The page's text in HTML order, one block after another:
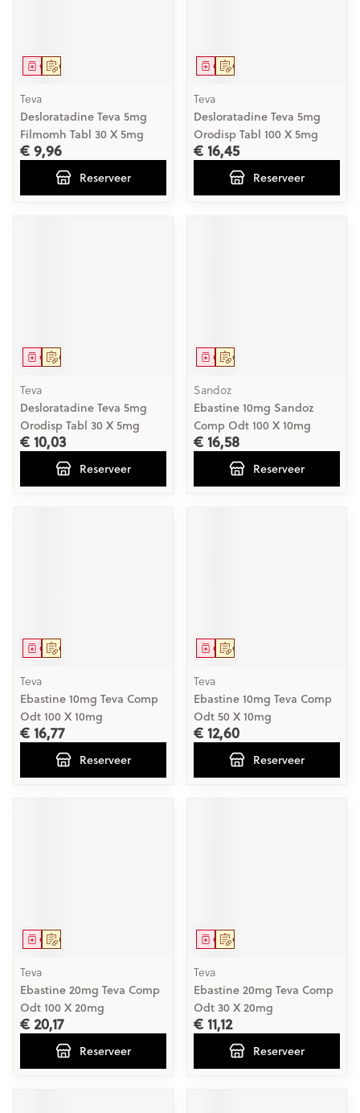
Op voorschrift
Geneesmiddel
Teva
Desloratadine Teva 5mg
Filmomh Tabl 30 X 5mg
€ 9,96
Reserveer
Op voorschrift
Geneesmiddel
Teva
Desloratadine Teva 5mg
Orodisp Tabl 100 X 5mg
€ 16,45
Reserveer
Op voorschrift
Geneesmiddel
Teva
Desloratadine Teva 5mg
Orodisp Tabl 30 X 5mg
€ 10,03
Reserveer
Op voorschrift
Geneesmiddel
Sandoz
Ebastine 10mg Sandoz
Comp Odt 100 X 10mg
€ 16,58
Reserveer
Op voorschrift
Geneesmiddel
Teva
Ebastine 10mg Teva Comp
Odt 100 X 10mg
€ 16,77
Reserveer
Op voorschrift
Geneesmiddel
Teva
Ebastine 10mg Teva Comp
Odt 50 X 10mg
€ 12,60
Reserveer
Op voorschrift
Geneesmiddel
Teva
Ebastine 20mg Teva Comp
Odt 100 X 20mg
€ 20,17
Reserveer
Op voorschrift
Geneesmiddel
Teva
Ebastine 20mg Teva Comp
Odt 30 X 20mg
€ 11,12
Reserveer